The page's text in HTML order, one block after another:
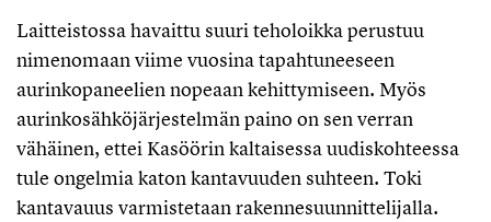
Laitteistossa havaittu suuri teholoikka perustuu
nimenomaan viime vuosina tapahtuneeseen
aurinkopaneelien nopeaan kehittymiseen. Myös
aurinkosähköjärjestelmän paino on sen verran
vähäinen, ettei Kasöörin kaltaisessa uudiskohteessa
tule ongelmia katon kantavuuden suhteen. Toki
kantavauus varmistetaan rakennesuunnittelijalla.